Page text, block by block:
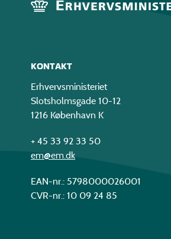
KONTAKT
Erhvervsministeriet
Slotsholmsgade 10-12
1216 København K
+ 45 33 92 33 50
em@em.dk
EAN-nr.: 5798000026001
CVR-nr.: 10 09 24 85